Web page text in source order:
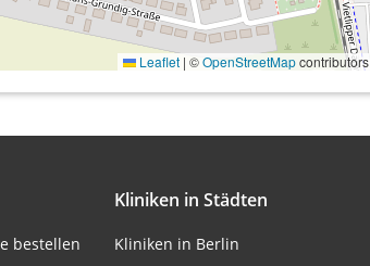
Leaflet | ©OpenStreetMapcontributors
bestellen
Kliniken in Städten
Kliniken in Berlin